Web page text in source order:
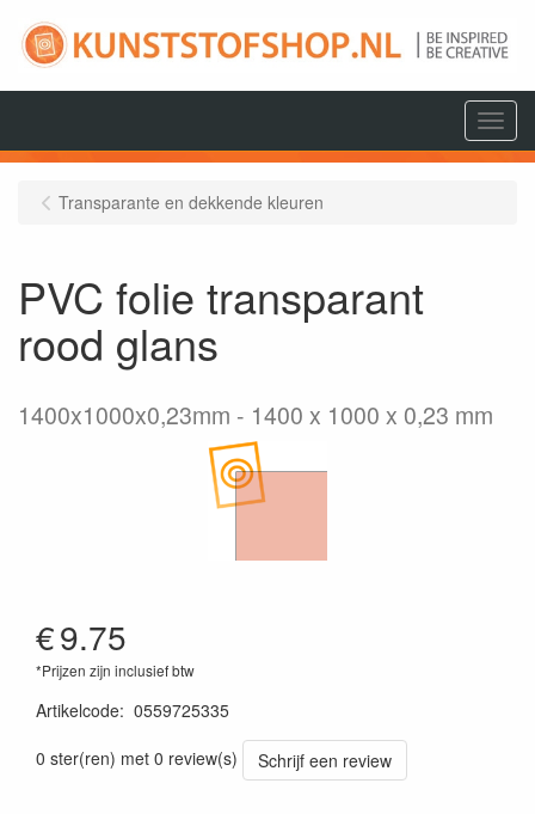
Menu
Transparante en dekkende kleuren
PVC folie transparant
rood glans
1400x1000x0,23mm 1400 x 1000 x 0,23 mm
€9.75
*Prijzen zijn inclusief btw
Artikelcode: 0559725335
0 ster(ren) met 0 review(s)
Schrijf een review